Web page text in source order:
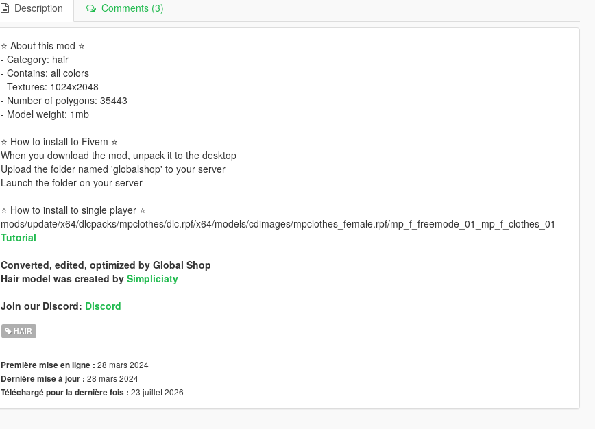
Description Comments (3)
⭐ About this mod ⭐
‐ Category: hair
‐ Contains: all colors
‐ Textures: 1024x2048
‐ Number of polygons: 35443
‐ Model weight: 1mb
⭐ How to install to Fivem ⭐
When you download the mod, unpack it to the desktop
Upload the folder named 'globalshop' to your server
Launch the folder on your server
⭐ How to install to single player ⭐
mods/update/x64/dlcpacks/mpclothes/dlc.rpf/x64/models/cdimages/mpclothes_female.rpf/mp_f_freemode_01_mp_f_clothes_01
Tutorial
Converted, edited, optimized by Global Shop
Hair model was created by Simpliciaty
Join our Discord: Discord
HAIR
Première mise en ligne : 28 mars 2024
Dernière mise à jour : 28 mars 2024
Téléchargé pour la dernière fois : 23 juillet 2026